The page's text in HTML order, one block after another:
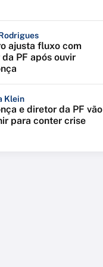
ajusta fluxo com
PF após ouvir
Klein
e diretor da PF vão
para conter crise